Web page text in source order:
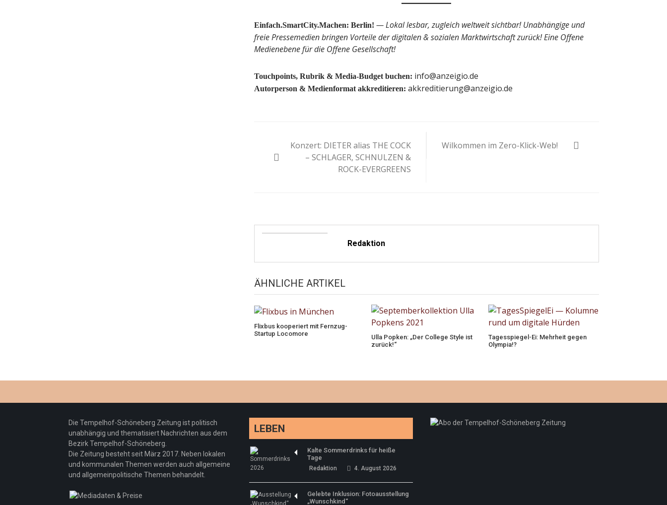
Einfach.SmartCity.Machen: Berlin! — Lokal lesbar, zugleich weltweit sichtbar! Unabhängige und
freie Pressemedien bringen Vorteile der digitalen & sozialen Marktwirtschaft zurück! Eine Offene
Medienebene für die Offene Gesellschaft!
Touchpoints, Rubrik & Media-Budget buchen: info@anzeigio.de
Autorperson & Medienformat akkreditieren: akkreditierung@anzeigio.de
Konzert: DIETER alias THE COCK
– SCHLAGER, SCHNULZEN &
ROCK-EVERGREENS
Wilkommen im Zero-Klick-Web!
Redaktion
ÄHNLICHE ARTIKEL
Flixbus kooperiert mit Fernzug-
Startup Locomore
Ulla Popken: „Der College Style ist
zurück!“
Tagesspiegel-Ei: Mehrheit gegen
Olympia!?
Die Tempelhof-Schöneberg Zeitung ist politisch
unabhängig und thematisiert Nachrichten aus dem
Bezirk Tempelhof-Schöneberg.
Die Zeitung besteht seit März 2017. Neben lokalen
und kommunalen Themen werden auch allgemeine
und allgemeinpolitische Themen behandelt.
LEBEN
Kalte Sommerdrinks für heiße
Tage
Redaktion 4. August 2026
Gelebte Inklusion: Fotoausstellung
„Wunschkind“